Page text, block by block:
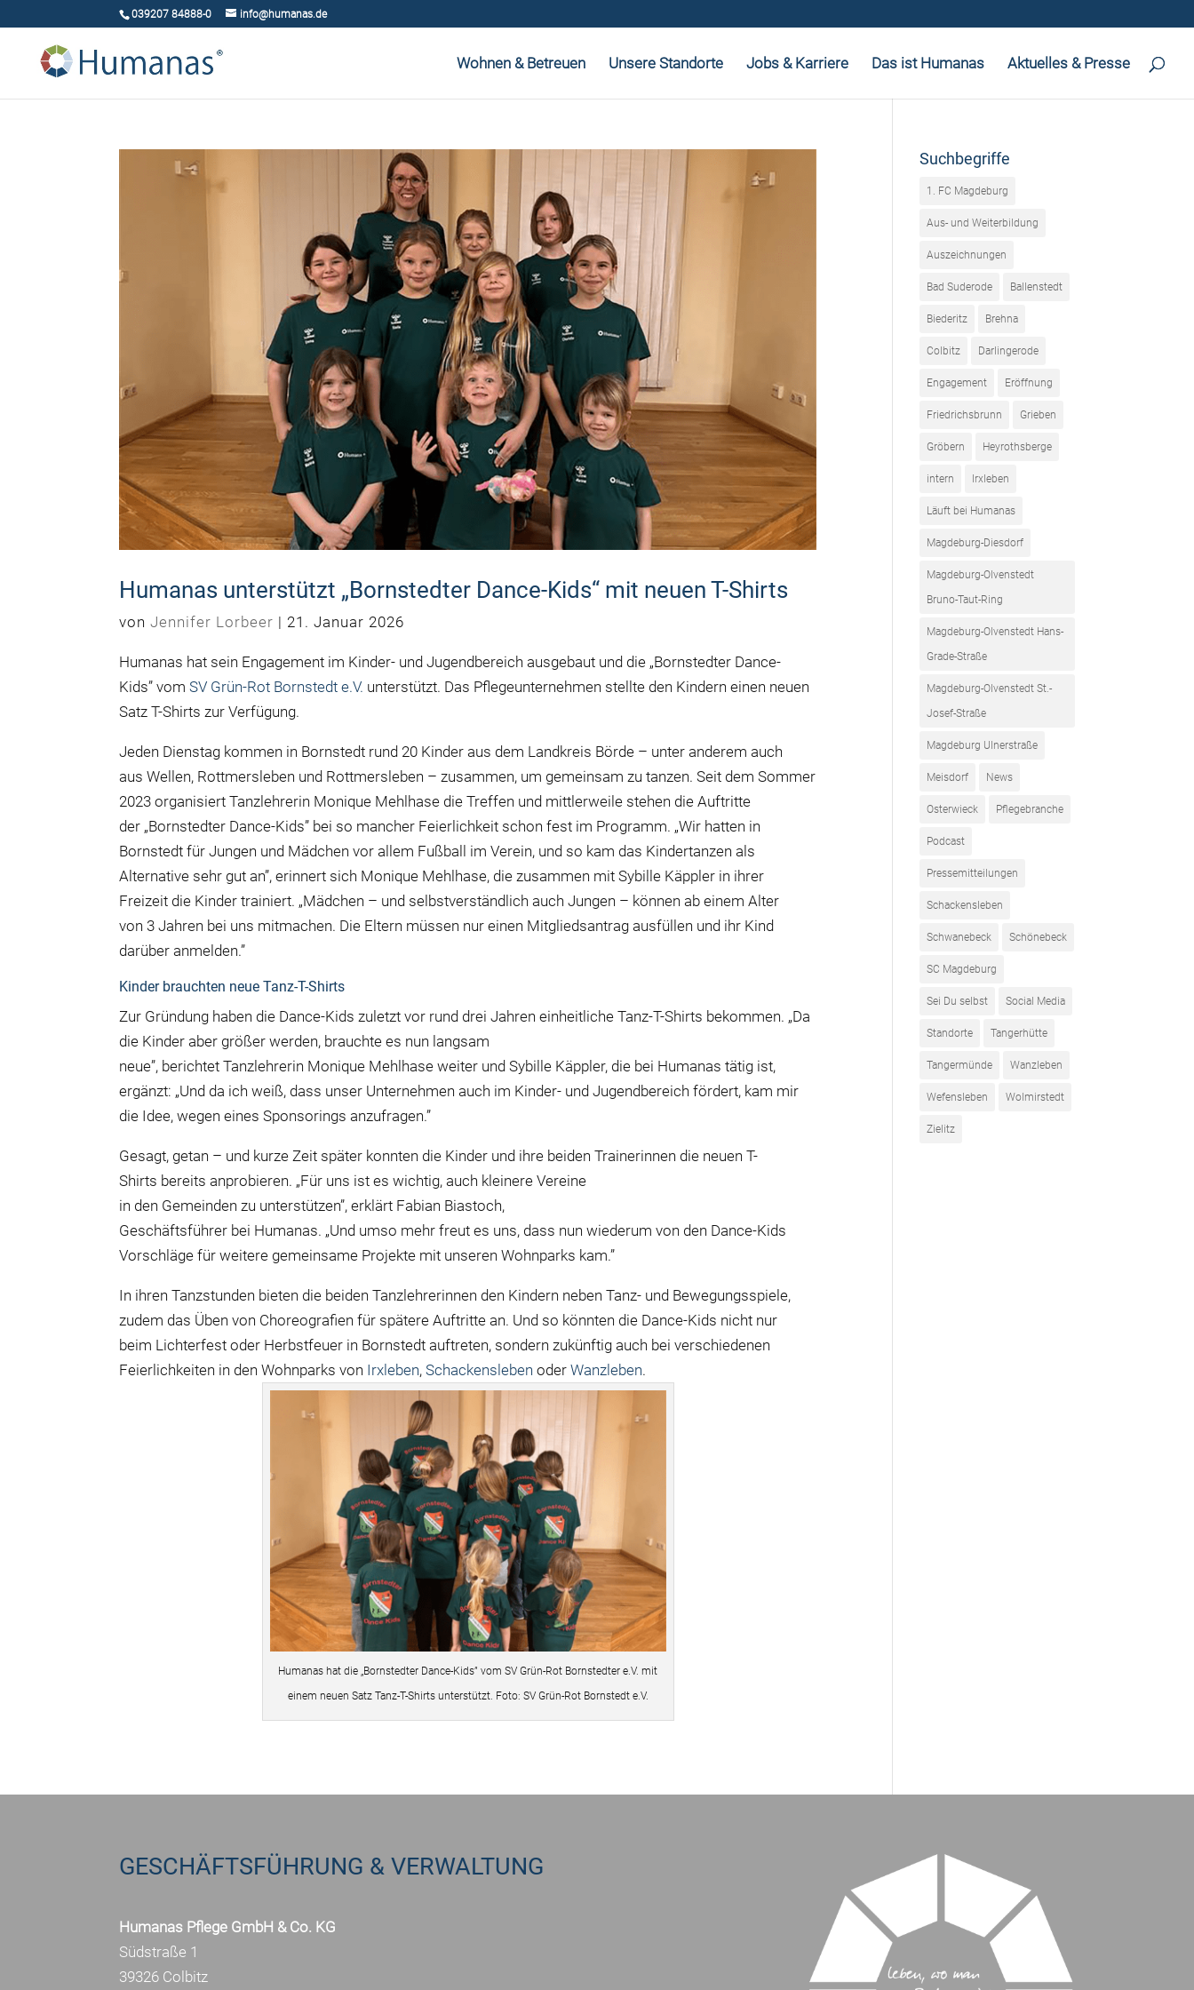
039207 84888-0 info@humanas.de
Wohnen & Betreuen Unsere Standorte Jobs & Karriere Das ist Humanas Aktuelles & Presse
Humanas unterstützt „Bornstedter Dance-Kids“ mit neuen T-Shirts
vonJennifer Lorbeer | 21. Januar 2026
Humanas hat sein Engagement im Kinder- und Jugendbereich ausgebaut und die „Bornstedter Dance-
Kids” vomSV Grün-Rot Bornstedt e.V. unterstützt. Das Pflegeunternehmen stellte den Kindern einen neuen
Satz T-Shirts zur Verfügung.
Jeden Dienstag kommen in Bornstedt rund 20 Kinder aus dem Landkreis Börde – unter anderem auch
aus Wellen, Rottmersleben und Rottmersleben – zusammen, um gemeinsam zu tanzen. Seit dem Sommer
2023 organisiert Tanzlehrerin Monique Mehlhase die Treffen und mittlerweile stehen die Auftritte
der „Bornstedter Dance-Kids” bei so mancher Feierlichkeit schon fest im Programm. „Wir hatten in
Bornstedt für Jungen und Mädchen vor allem Fußball im Verein, und so kam das Kindertanzen als
Alternative sehr gut an”, erinnert sich Monique Mehlhase, die zusammen mit Sybille Käppler in ihrer
Freizeit die Kinder trainiert. „Mädchen – und selbstverständlich auch Jungen – können ab einem Alter
von 3 Jahren bei uns mitmachen. Die Eltern müssen nur einen Mitgliedsantrag ausfüllen und ihr Kind
darüber anmelden.”
Kinder brauchten neue Tanz-T-Shirts
Zur Gründung haben die Dance-Kids zuletzt vor rund drei Jahren einheitliche Tanz-T-Shirts bekommen. „Da
die Kinder aber größer werden, brauchte es nun langsam
neue”, berichtet Tanzlehrerin Monique Mehlhase weiter und Sybille Käppler, die bei Humanas tätig ist,
ergänzt: „Und da ich weiß, dass unser Unternehmen auch im Kinder- und Jugendbereich fördert, kam mir
die Idee, wegen eines Sponsorings anzufragen.”
Gesagt, getan – und kurze Zeit später konnten die Kinder und ihre beiden Trainerinnen die neuen T-
Shirts bereits anprobieren. „Für uns ist es wichtig, auch kleinere Vereine
in den Gemeinden zu unterstützen”, erklärt Fabian Biastoch,
Geschäftsführer bei Humanas. „Und umso mehr freut es uns, dass nun wiederum von den Dance-Kids
Vorschläge für weitere gemeinsame Projekte mit unseren Wohnparks kam.”
In ihren Tanzstunden bieten die beiden Tanzlehrerinnen den Kindern neben Tanz- und Bewegungsspiele,
zudem das Üben von Choreografien für spätere Auftritte an. Und so könnten die Dance-Kids nicht nur
beim Lichterfest oder Herbstfeuer in Bornstedt auftreten, sondern zukünftig auch bei verschiedenen
Feierlichkeiten in den Wohnparks von Irxleben,Schackensleben oderWanzleben.
Humanas hat die „Bornstedter Dance-Kids” vom SV Grün-Rot Bornstedter e.V. mit
einem neuen Satz Tanz-T-Shirts unterstützt. Foto: SV Grün-Rot Bornstedt e.V.
Suchbegriffe
1. FC Magdeburg
Aus- und Weiterbildung
Auszeichnungen
Bad Suderode Ballenstedt
Biederitz Brehna
Colbitz Darlingerode
Engagement Eröffnung
Friedrichsbrunn Grieben
Gröbern Heyrothsberge
intern Irxleben
Läuft bei Humanas
Magdeburg-Diesdorf
Magdeburg-Olvenstedt
Bruno-Taut-Ring
Magdeburg-Olvenstedt Hans-
Grade-Straße
Magdeburg-Olvenstedt St.-
Josef-Straße
Magdeburg Ulnerstraße
Meisdorf News
Osterwieck Pflegebranche
Podcast
Pressemitteilungen
Schackensleben
Schwanebeck Schönebeck
SC Magdeburg
Sei Du selbst Social Media
Standorte Tangerhütte
Tangermünde Wanzleben
Wefensleben Wolmirstedt
Zielitz
GESCHÄFTSFÜHRUNG & VERWALTUNG
Humanas Pflege GmbH & Co. KG
Südstraße 1
39326 Colbitz